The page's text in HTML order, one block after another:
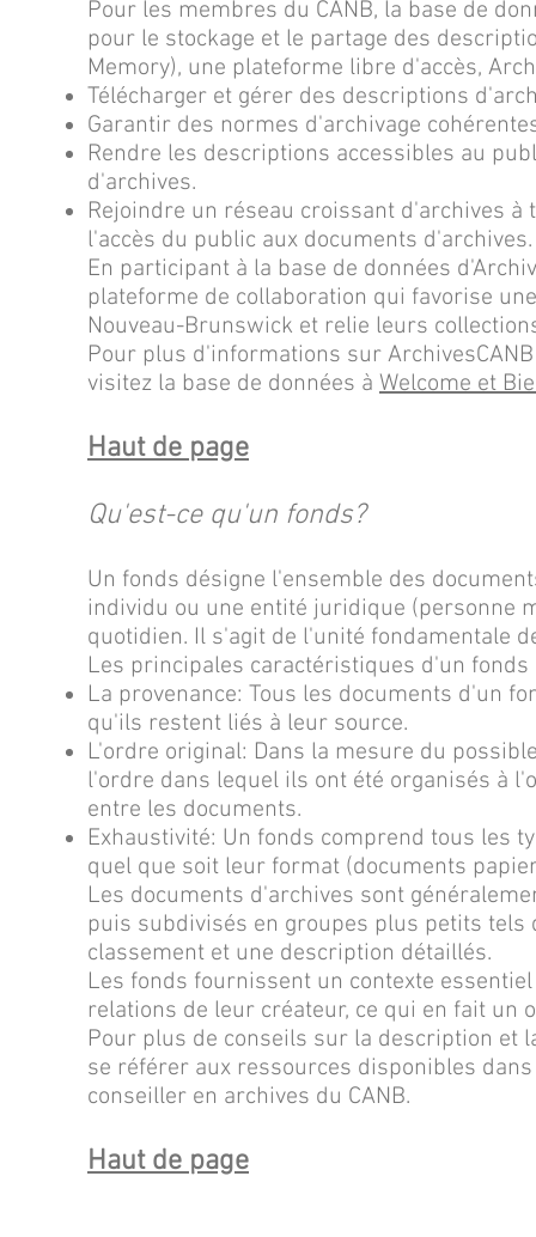
Pour les membres du CANB, la base de
pour le stockage et le partage des
Memory), une plateforme libre d'accès,
Télécharger et gérer des descriptions
Garantir des normes d'archivage
Rendre les descriptions accessibles au
d'archives.
Rejoindre un réseau croissant d'archives
l'accès du public aux documents d'archives.
En participant à la base de données
plateforme de collaboration qui favorise
Nouveau-Brunswick et relie leurs
Pour plus d'informations sur
visitez la base de données à Welcome et
Haut de page
Qu'est-ce qu'un fonds?
Un fonds désigne l'ensemble des
individu ou une entité juridique (personne
quotidien. Il s'agit de l'unité fondamentale
Les principales caractéristiques d'un
La provenance: Tous les documents d'un
qu'ils restent liés à leur source.
L'ordre original: Dans la mesure du
l'ordre dans lequel ils ont été organisés à
entre les documents.
Exhaustivité: Un fonds comprend tous les
quel que soit leur format (documents
Les documents d'archives sont
puis subdivisés en groupes plus petits
classement et une description détaillés.
Les fonds fournissent un contexte
relations de leur créateur, ce qui en fait
Pour plus de conseils sur la description et
se référer aux ressources disponibles
conseiller en archives du CANB.
Haut de page